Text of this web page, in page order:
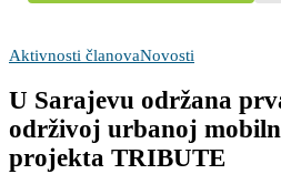
Aktivnosti članovaNovosti
U Sarajevu održana
održivoj urbanoj
projekta TRIBUTE